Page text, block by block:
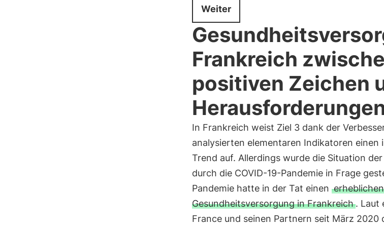
Weiter
Frankreich
positiven Zeichen
In Frankreich weist Ziel 3 dank der
analysierten elementaren Indikatoren einen
Trend auf. Allerdings wurde die Situation
durch die COVID-19-Pandemie in Frage
Pandemie hatte in der Tat einen
Gesundheitsversorgung in Frankreich. Laut
France und seinen Partnern seit März